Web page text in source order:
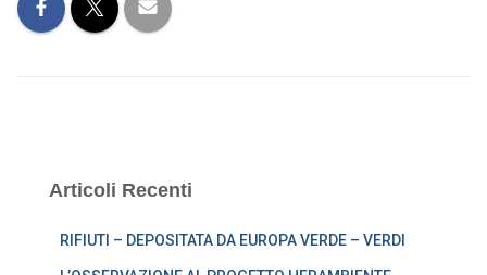
Articoli Recenti
RIFIUTI – DEPOSITATA DA EUROPA VERDE – VERDI